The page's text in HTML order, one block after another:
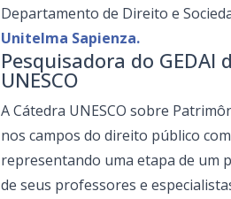
Departamento de Direito e
Unitelma Sapienza.
Pesquisadora do
UNESCO
A Cátedra UNESCO sobre
nos campos do direito público
representando uma etapa de um
de seus professores e